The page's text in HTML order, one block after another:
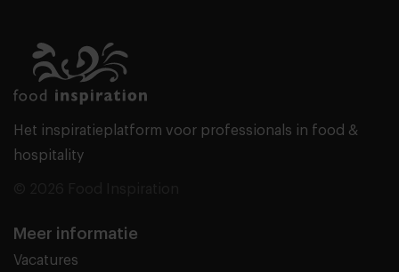
Het inspiratieplatform voor professionals in food &
hospitality
Meer informatie
Vacatures